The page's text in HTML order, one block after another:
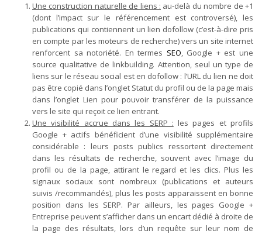
Une construction naturelle de liens : au-delà du nombre de +1
(dont l’impact sur le référencement est controversé), les
publications qui contiennent un lien dofollow (c’est-à-dire pris
en compte par les moteurs de recherche) vers un site internet
renforcent sa notoriété. En termes SEO, Google + est une
source qualitative de linkbuilding. Attention, seul un type de
liens sur le réseau social est en dofollow : l’URL du lien ne doit
pas être copié dans l’onglet Statut du profil ou de la page mais
dans l’onglet Lien pour pouvoir transférer de la puissance
vers le site qui reçoit ce lien entrant.
Une visibilité accrue dans les SERP : les pages et profils
Google + actifs bénéficient d’une visibilité supplémentaire
considérable : leurs posts publics ressortent directement
dans les résultats de recherche, souvent avec l’image du
profil ou de la page, attirant le regard et les clics. Plus les
signaux sociaux sont nombreux (publications et auteurs
suivis /recommandés), plus les posts apparaissent en bonne
position dans les SERP. Par ailleurs, les pages Google +
Entreprise peuvent s’afficher dans un encart dédié à droite de
la page des résultats, lors d’un requête sur leur nom de